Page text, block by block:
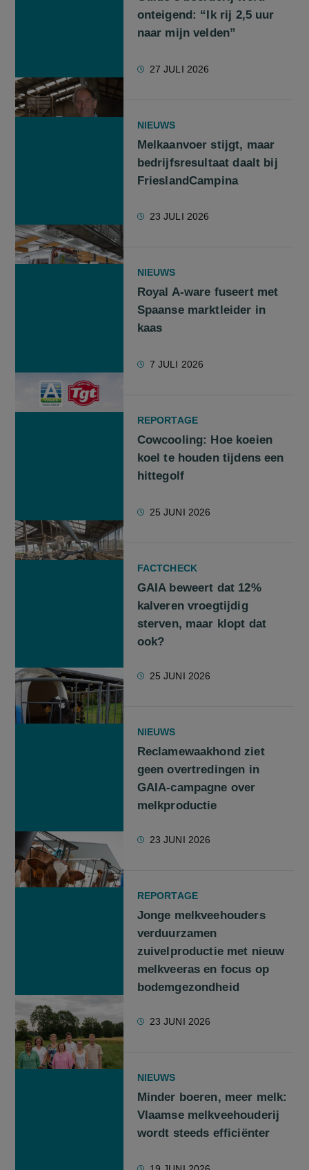
onteigend: “Ik rij 2,5 uur
naar mijn velden”
27 JULI 2026
NIEUWS
Melkaanvoer stijgt, maar
bedrijfsresultaat daalt bij
FrieslandCampina
23 JULI 2026
NIEUWS
Royal A-ware fuseert met
Spaanse marktleider in
kaas
7 JULI 2026
REPORTAGE
Cowcooling: Hoe koeien
koel te houden tijdens een
hittegolf
25 JUNI 2026
FACTCHECK
GAIA beweert dat 12%
kalveren vroegtijdig
sterven, maar klopt dat
ook?
25 JUNI 2026
NIEUWS
Reclamewaakhond ziet
geen overtredingen in
GAIA-campagne over
melkproductie
23 JUNI 2026
REPORTAGE
Jonge melkveehouders
verduurzamen
zuivelproductie met nieuw
melkveeras en focus op
bodemgezondheid
23 JUNI 2026
NIEUWS
Minder boeren, meer melk:
Vlaamse melkveehouderij
wordt steeds efficiënter